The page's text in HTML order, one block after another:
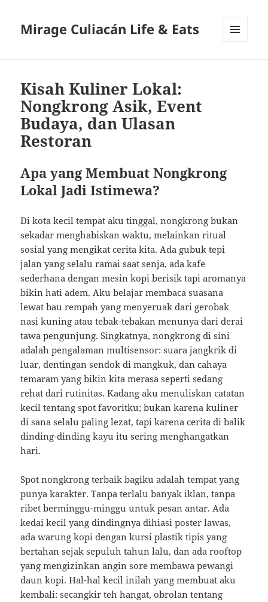
Mirage Culiacán Life & Eats
Kisah Kuliner Lokal:
Nongkrong Asik, Event
Budaya, dan Ulasan
Restoran
Apa yang Membuat Nongkrong
Lokal Jadi Istimewa?
Di kota kecil tempat aku tinggal, nongkrong bukan
sekadar menghabiskan waktu, melainkan ritual
sosial yang mengikat cerita kita. Ada gubuk tepi
jalan yang selalu ramai saat senja, ada kafe
sederhana dengan mesin kopi berisik tapi aromanya
bikin hati adem. Aku belajar membaca suasana
lewat bau rempah yang menyeruak dari gerobak
nasi kuning atau tebak-tebakan menunya dari derai
tawa pengunjung. Singkatnya, nongkrong di sini
adalah pengalaman multisensor: suara jangkrik di
luar, dentingan sendok di mangkuk, dan cahaya
temaram yang bikin kita merasa seperti sedang
rehat dari rutinitas. Kadang aku menuliskan catatan
kecil tentang spot favoritku; bukan karena kuliner
di sana selalu paling lezat, tapi karena cerita di balik
dinding-dinding kayu itu sering menghangatkan
hari.
Spot nongkrong terbaik bagiku adalah tempat yang
punya karakter. Tanpa terlalu banyak iklan, tanpa
ribet berminggu-minggu untuk pesan antar. Ada
kedai kecil yang dindingnya dihiasi poster lawas,
ada warung kopi dengan kursi plastik tipis yang
bertahan sejak sepuluh tahun lalu, dan ada rooftop
yang mengizinkan angin sore membawa pewangi
daun kopi. Hal-hal kecil inilah yang membuat aku
kembali: secangkir teh hangat, obrolan tentang